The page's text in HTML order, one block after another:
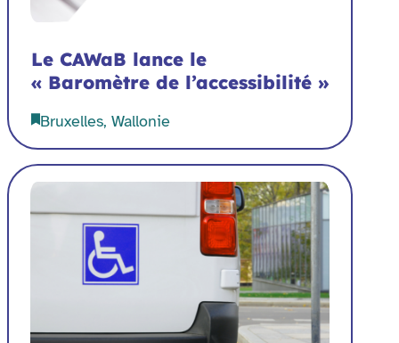
Le CAWaB lance le
« Baromètre de l’accessibilité »
Bruxelles, Wallonie